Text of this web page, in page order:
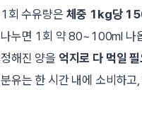
1회 수유량은 체중 1kg당
나누면 1회 약 80~100ml 나
정해진 양을 억지로 다 먹일
분유는 한 시간 내에 소비하